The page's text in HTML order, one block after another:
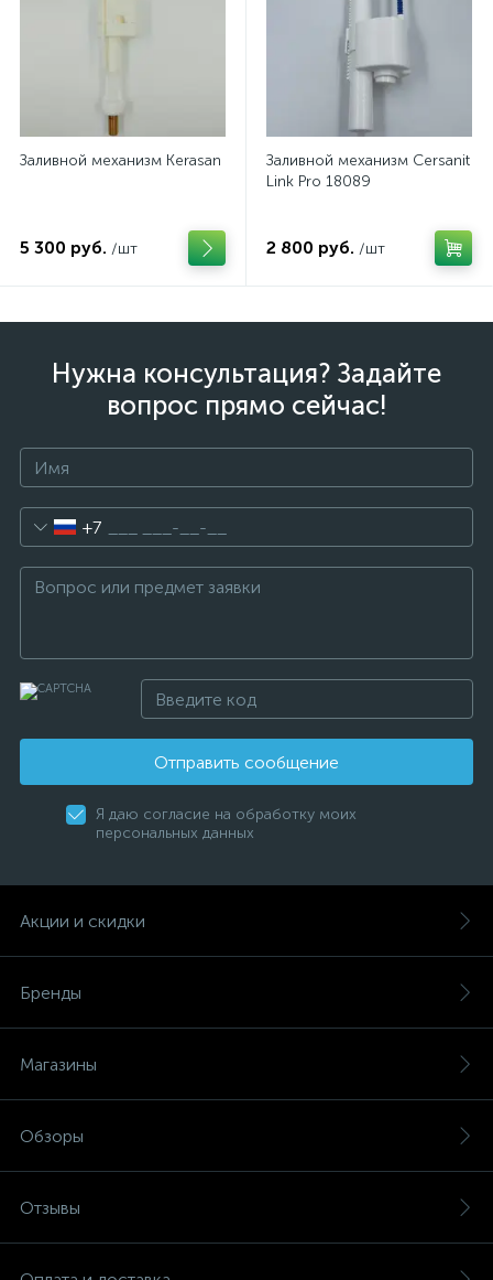
Заливной механизм Kerasan
5 300 руб. /шт
Заливной механизм Cersanit
Link Pro 18089
2 800 руб. /шт
Нужна консультация? Задайте
вопрос прямо сейчас!
+7
Отправить сообщение
Я даю согласие на обработку моих
персональных данных
Акции и скидки
Бренды
Магазины
Обзоры
Отзывы